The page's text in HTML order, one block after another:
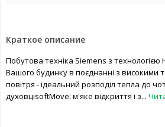
Краткое описание
Побутова техніка Siemens з
Вашого будинку в поєднанні з високими
повітря - ідеальний розподіл тепла до
духовціsoftMove: м'яке відкриття і з...